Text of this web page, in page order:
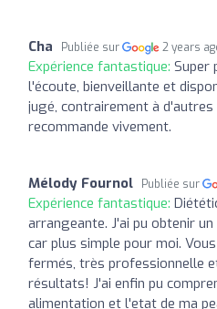
Cha Publiée sur 2 years
Expérience fantastique: Super
l'écoute, bienveillante et
jugé, contrairement à d'autres
recommande vivement.
Mélody Fournol Publiée sur
Expérience fantastique:
arrangeante. J'ai pu obtenir
car plus simple pour moi.
fermés, très professionnelle
résultats! J'ai enfin pu
alimentation et l'etat de ma